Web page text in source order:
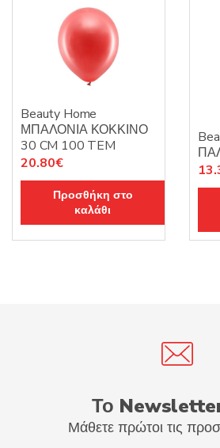
Beauty Home
ΜΠΑΛΟΝΙΑ ΚΟΚΚΙΝΟ
30 CM 100 TEM
20.80€
Προσθήκη στο
καλάθι
Το
Μάθετε πρώτοι τις